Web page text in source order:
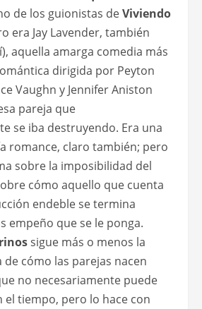
de los guionistas deViviendo
era Jay Lavender, también
aquella amarga comedia más
dirigida por Peyton
Vaughn y Jennifer Aniston
pareja que
se iba destruyendo. Era una
romance, claro también; pero
sobre la imposibilidad del
cómo aquello que cuenta
endeble se termina
empeño que se le ponga.
sigue más o menos la
de cómo las parejas nacen
no necesariamente puede
el tiempo, pero lo hace con